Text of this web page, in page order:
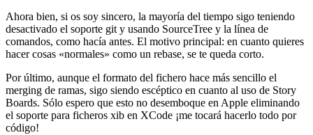
Ahora bien, si os soy sincero, la mayoría del tiempo sigo teniendo
desactivado el soporte git y usando SourceTree y la línea de
comandos, como hacía antes. El motivo principal: en cuanto quieres
hacer cosas «normales» como un rebase, se te queda corto.
Por último, aunque el formato del fichero hace más sencillo el
merging de ramas, sigo siendo escéptico en cuanto al uso de Story
Boards. Sólo espero que esto no desemboque en Apple eliminando
el soporte para ficheros xib en XCode ¡me tocará hacerlo todo por
código!